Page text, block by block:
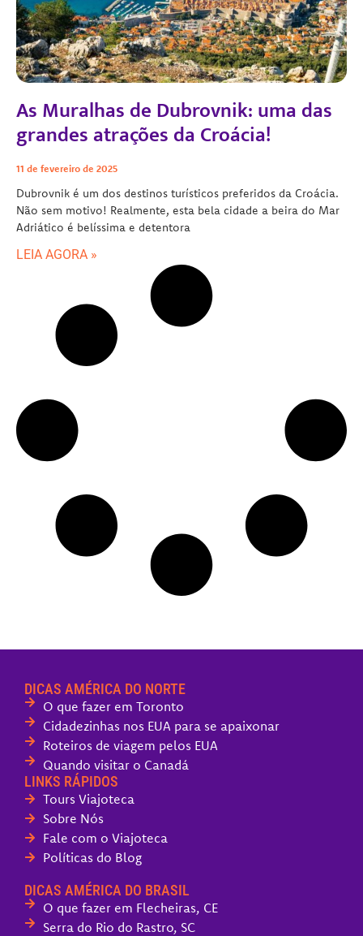
As Muralhas de Dubrovnik: uma das
grandes atrações da Croácia!
11 de fevereiro de 2025
Dubrovnik é um dos destinos turísticos preferidos da Croácia.
Não sem motivo! Realmente, esta bela cidade a beira do Mar
Adriático é belíssima e detentora
LEIA AGORA »
DICAS AMÉRICA DO NORTE
O que fazer em Toronto
Cidadezinhas nos EUA para se apaixonar
Roteiros de viagem pelos EUA
Quando visitar o Canadá
LINKS RÁPIDOS
Tours Viajoteca
Sobre Nós
Fale com o Viajoteca
Políticas do Blog
DICAS AMÉRICA DO BRASIL
O que fazer em Flecheiras, CE
Serra do Rio do Rastro, SC